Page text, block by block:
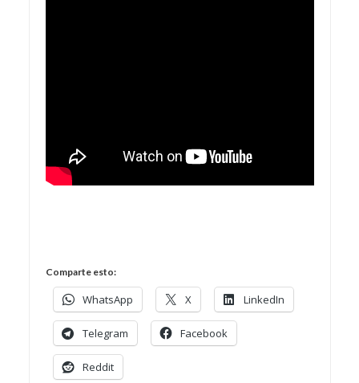
Comparte esto:
WhatsApp X LinkedIn
Telegram Facebook
Reddit